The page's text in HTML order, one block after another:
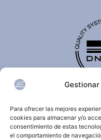
Para ofrecer las mejores
cookies para almacenar y/o
consentimiento de estas
el comportamiento de
internacionalmente y
cumple con